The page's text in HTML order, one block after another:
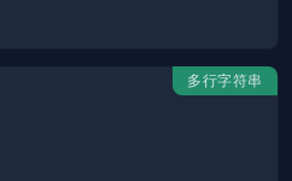
多行字符串